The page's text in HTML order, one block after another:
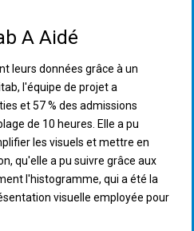
A Aidé
leurs données grâce à un
l'équipe de projet a
et 57 % des admissions
de 10 heures. Elle a pu
les visuels et mettre en
qu'elle a pu suivre grâce aux
l'histogramme, qui a été la
visuelle employée pour